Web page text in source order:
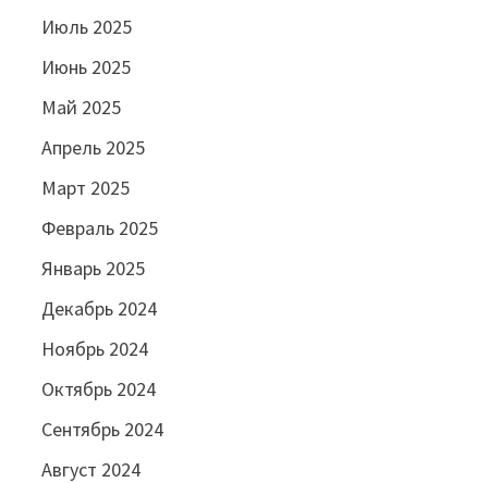
Июль 2025
Июнь 2025
Май 2025
Апрель 2025
Март 2025
Февраль 2025
Январь 2025
Декабрь 2024
Ноябрь 2024
Октябрь 2024
Сентябрь 2024
Август 2024